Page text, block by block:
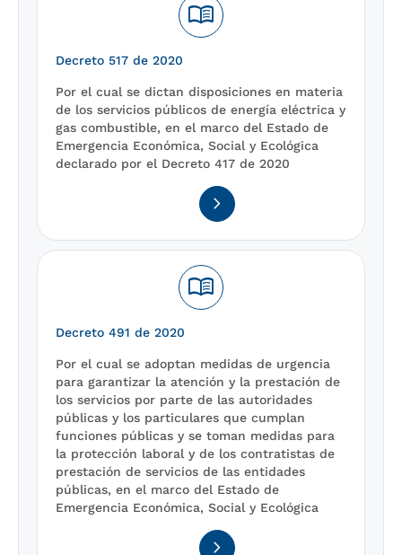
menu_book
Decreto 517 de 2020
Por el cual se dictan disposiciones en materia
de los servicios públicos de energía eléctrica y
gas combustible, en el marco del Estado de
Emergencia Económica, Social y Ecológica
declarado por el Decreto 417 de 2020
navigate_next
menu_book
Decreto 491 de 2020
Por el cual se adoptan medidas de urgencia
para garantizar la atención y la prestación de
los servicios por parte de las autoridades
públicas y los particulares que cumplan
funciones públicas y se toman medidas para
la protección laboral y de los contratistas de
prestación de servicios de las entidades
públicas, en el marco del Estado de
Emergencia Económica, Social y Ecológica
navigate_next